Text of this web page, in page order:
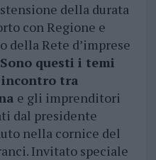
della durata
con Regione e
della Rete d’imprese
Sono questi i temi
tra
e gli imprenditori
dal presidente
nella cornice del
Invitato speciale